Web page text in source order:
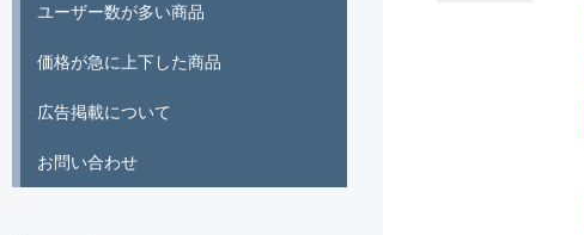
ユーザー数が多い商品
価格が急に上下した商品
広告掲載について
お問い合わせ